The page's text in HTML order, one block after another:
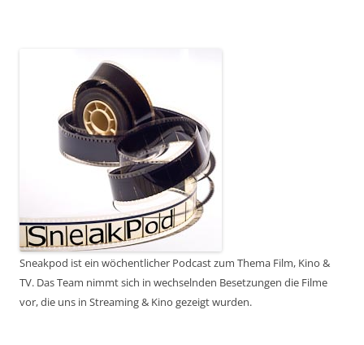
Sneakpod ist ein wöchentlicher Podcast zum Thema Film, Kino &
TV. Das Team nimmt sich in wechselnden Besetzungen die Filme
vor, die uns in Streaming & Kino gezeigt wurden.